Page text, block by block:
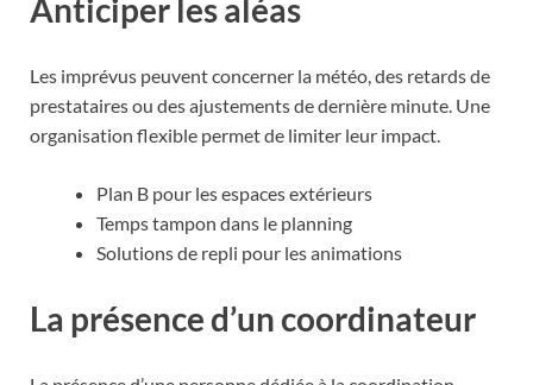
Anticiper les aléas
Les imprévus peuvent concerner la météo, des retards de
prestataires ou des ajustements de dernière minute. Une
organisation flexible permet de limiter leur impact.
Plan B pour les espaces extérieurs
Temps tampon dans le planning
Solutions de repli pour les animations
La présence d’un coordinateur